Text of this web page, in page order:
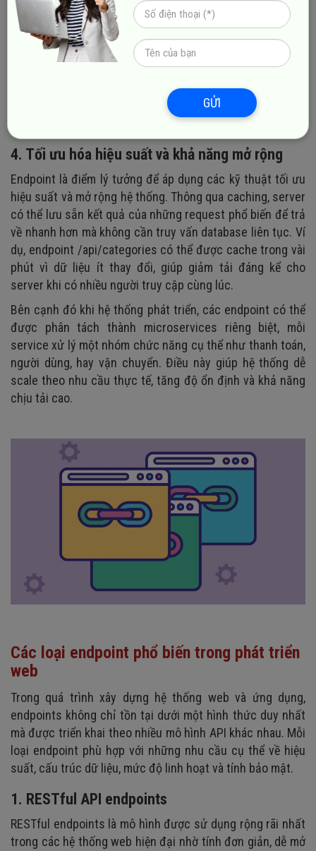
- Có quyền xem đơn hàng đó hay không.
- Request có vượt quá giới hạn tần suất hay không
Nhờ cơ chế này, dữ liệu nhạy cảm như thông tin cá nhân,
thanh toán hay báo cáo nội bộ được bảo vệ khỏi truy cập
trái phép. Các biện pháp như rate limiting, API key, OAuth
và kiểm tra input cũng thường được triển khai ngay tại
endpoint để ngăn chặn tấn công và lạm dụng hệ thống.
4. Tối ưu hóa hiệu suất và khả năng mở rộng
Endpoint là điểm lý tưởng để áp dụng các kỹ thuật tối ưu
hiệu suất và mở rộng hệ thống. Thông qua caching, server
có thể lưu sẵn kết quả của những request phổ biến để trả
về nhanh hơn mà không cần truy vấn database liên tục. Ví
dụ, endpoint /api/categories có thể được cache trong vài
phút vì dữ liệu ít thay đổi, giúp giảm tải đáng kể cho
server khi có nhiều người truy cập cùng lúc.
Bên cạnh đó khi hệ thống phát triển, các endpoint có thể
được phân tách thành microservices riêng biệt, mỗi
service xử lý một nhóm chức năng cụ thể như thanh toán,
người dùng, hay vận chuyển. Điều này giúp hệ thống dễ
scale theo nhu cầu thực tế, tăng độ ổn định và khả năng
chịu tải cao.
Các loại endpoint phổ biến trong phát triển
web
Trong quá trình xây dựng hệ thống web và ứng dụng,
endpoints không chỉ tồn tại dưới một hình thức duy nhất
mà được triển khai theo nhiều mô hình API khác nhau. Mỗi
loại endpoint phù hợp với những nhu cầu cụ thể về hiệu
suất, cấu trúc dữ liệu, mức độ linh hoạt và tính bảo mật.
1. RESTful API endpoints
RESTful endpoints là mô hình được sử dụng rộng rãi nhất
trong các hệ thống web hiện đại nhờ tính đơn giản, dễ mở
GỬI